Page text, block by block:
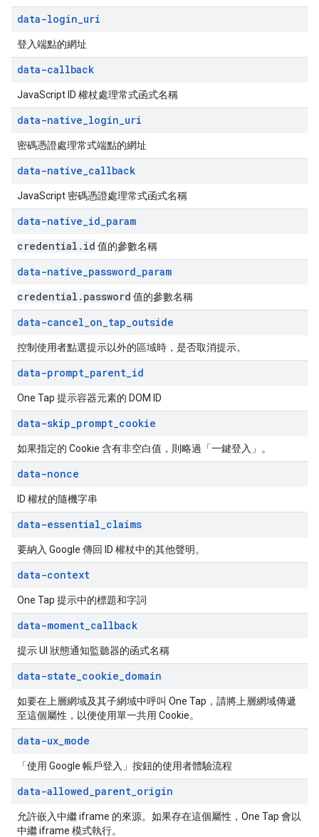
data-login_uri
登入端點的網址
data-callback
JavaScript ID 權杖處理常式函式名稱
data-native_login_uri
密碼憑證處理常式端點的網址
data-native_callback
JavaScript 密碼憑證處理常式函式名稱
data-native_id_param
credential . id 值的參數名稱
data-native_password_param
credential . password 值的參數名稱
data-cancel_on_tap_outside
控制使用者點選提示以外的區域時，是否取消提示。
data-prompt_parent_id
One Tap 提示容器元素的 DOM ID
data-skip_prompt_cookie
如果指定的 Cookie 含有非空白值，則略過「一鍵登入」。
data-nonce
ID 權杖的隨機字串
data-essential_claims
要納入 Google 傳回 ID 權杖中的其他聲明。
data-context
One Tap 提示中的標題和字詞
data-moment_callback
提示 UI 狀態通知監聽器的函式名稱
data-state_cookie_domain
如要在上層網域及其子網域中呼叫 One Tap，請將上層網域傳遞
至這個屬性，以便使用單一共用 Cookie。
data-ux_mode
「使用 Google 帳戶登入」按鈕的使用者體驗流程
data-allowed_parent_origin
允許嵌入中繼 iframe 的來源。如果存在這個屬性，One Tap 會以
中繼 iframe 模式執行。